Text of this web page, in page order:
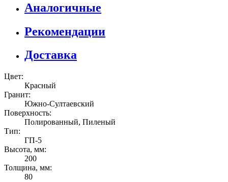
Аналогичные
Рекомендации
Доставка
Цвет:
Красный
Гранит:
Южно-Султаевский
Поверхность:
Полированный, Пиленый
Тип:
ГП-5
Высота, мм:
200
Толщина, мм:
80